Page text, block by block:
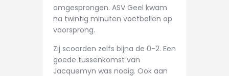
omgesprongen. ASV Geel kwam
na twintig minuten voetballen op
voorsprong.
Zij scoorden zelfs bijna de 0-2. Een
goede tussenkomst van
Jacquemyn was nodig. Ook aan